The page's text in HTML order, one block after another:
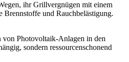
ihr Grillvergnügen mit einem
Brennstoffe und Rauchbelästigung.
von Photovoltaik-Anlagen in den
sondern ressourcenschonend